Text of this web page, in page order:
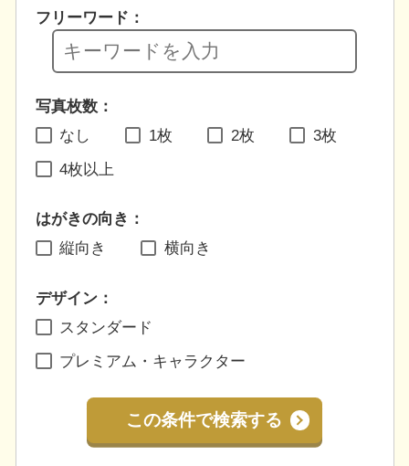
フリーワード：
写真枚数：
なし
1枚 2枚 3枚
4枚以上
はがきの向き：
縦向き
横向き
デザイン：
スタンダード
プレミアム・キャラクター
この条件で検索する